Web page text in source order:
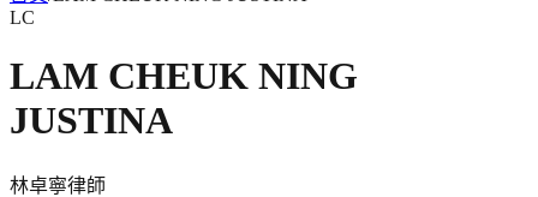
LC
LAM CHEUK NING
JUSTINA
林卓寧律師